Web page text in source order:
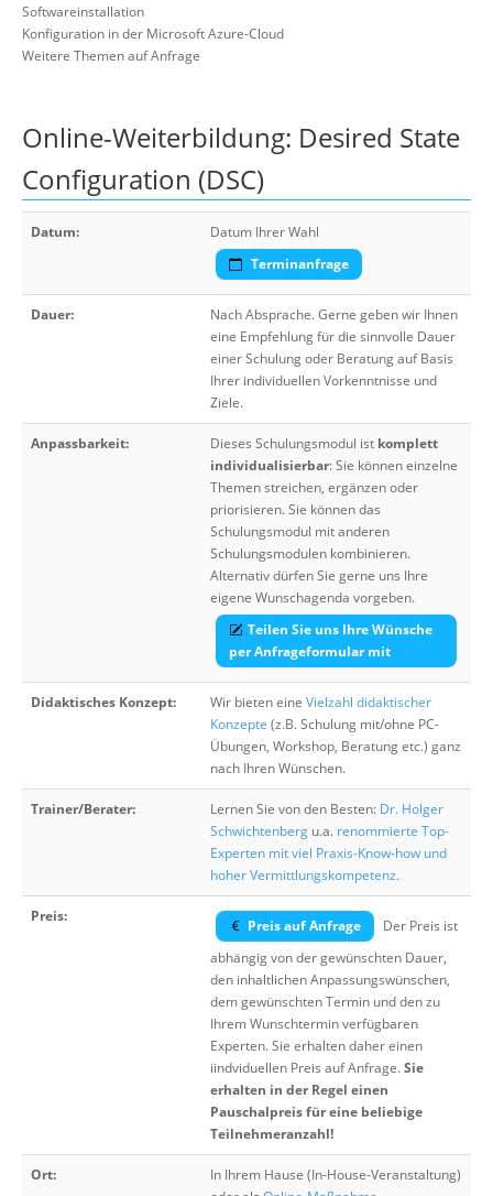
Softwareinstallation
Konfiguration in der Microsoft Azure-Cloud
Weitere Themen auf Anfrage
Online-Weiterbildung: Desired State
Configuration (DSC)
Datum:
Datum Ihrer Wahl
Terminanfrage
Dauer:
Nach Absprache. Gerne geben wir Ihnen
eine Empfehlung für die sinnvolle Dauer
einer Schulung oder Beratung auf Basis
Ihrer individuellen Vorkenntnisse und
Ziele.
Anpassbarkeit: Dieses Schulungsmodul ist komplett
individualisierbar: Sie können einzelne
Themen streichen, ergänzen oder
priorisieren. Sie können das
Schulungsmodul mit anderen
Schulungsmodulen kombinieren.
Alternativ dürfen Sie gerne uns Ihre
eigene Wunschagenda vorgeben.
Teilen Sie uns Ihre Wünsche
per Anfrageformular mit
Didaktisches Konzept: Wir bieten eine Vielzahl didaktischer
Konzepte (z.B. Schulung mit/ohne PC-
Übungen, Workshop, Beratung etc.) ganz
nach Ihren Wünschen.
Trainer/Berater: Lernen Sie von den Besten: Dr. Holger
Schwichtenberg u.a. renommierte Top-
Experten mit viel Praxis-Know-how und
hoher Vermittlungskompetenz.
Preis:
Preis auf Anfrage
Der Preis ist
abhängig von der gewünschten Dauer,
den inhaltlichen Anpassungswünschen,
dem gewünschten Termin und den zu
Ihrem Wunschtermin verfügbaren
Experten. Sie erhalten daher einen
iindviduellen Preis auf Anfrage.Sie
erhalten in der Regel einen
Pauschalpreis für eine beliebige
Teilnehmeranzahl!
Ort:
In Ihrem Hause (In-House-Veranstaltung)